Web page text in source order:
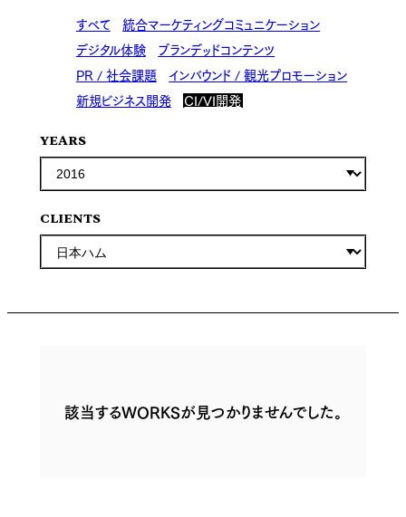
すべて 統合マーケティングコミュニケーション
デジタル体験
ブランデッドコンテンツ
PR / 社会課題 インバウンド / 観光プロモーション
新規ビジネス開発
CI/VI開発
YEARS
CLIENTS
該当するWORKSが見つかりませんでした。